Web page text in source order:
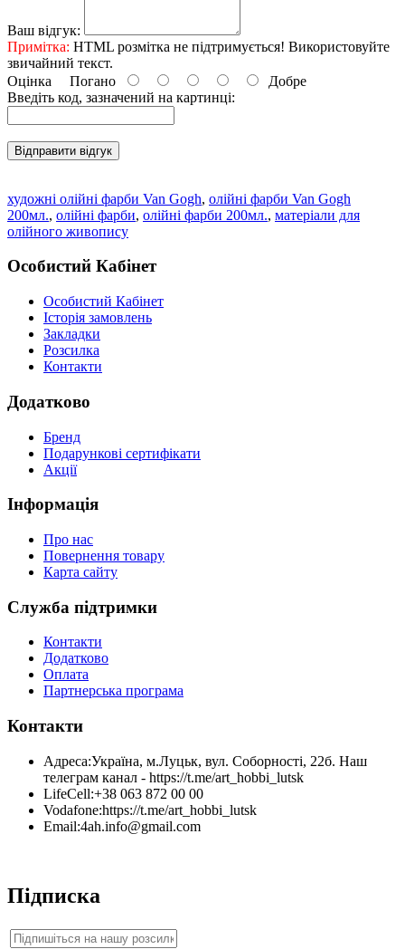
Ваш відгук:
Примітка: HTML розмітка не підтримується! Використовуйте
звичайний текст.
Оцінка Погано
Добре
Введіть код, зазначений на картинці:
Відправити відгук
художні олійні фарби Van Gogh, олійні фарби Van Gogh
200мл., олійні фарби, олійні фарби 200мл., матеріали для
олійного живопису
Особистий Кабінет
Особистий Кабінет
Історія замовлень
Закладки
Розсилка
Контакти
Додатково
Бренд
Подарункові сертифікати
Акції
Інформація
Про нас
Повернення товару
Карта сайту
Служба підтримки
Контакти
Додатково
Оплата
Партнерська програма
Контакти
Адреса:Україна, м.Луцьк, вул. Соборності, 22б. Наш
телеграм канал - https://t.me/art_hobbi_lutsk
LifeCell:+38 063 872 00 00
Vodafone:https://t.me/art_hobbi_lutsk
Email:4ah.info@gmail.com
Підписка